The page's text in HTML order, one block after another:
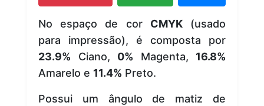
No espaço de cor CMYK(usado
para impressão), é composta por
23.9% Ciano, 0% Magenta, 16.8%
Amarelo e 11.4% Preto.
Possui um ângulo de matiz de